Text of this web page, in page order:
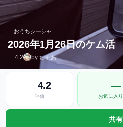
おうちシーシャ
2026年1月26日のケム活
4.2 by たまお
4.2
評価
—
お気に入り
共有